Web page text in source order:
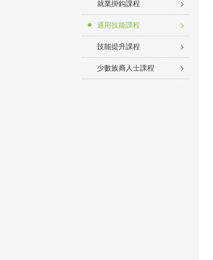
就業掛鈎課程
通用技能課程
技能提升課程
少數族裔人士課程